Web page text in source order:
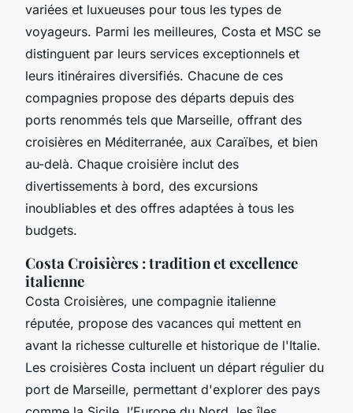
variées et luxueuses pour tous les types de
voyageurs. Parmi les meilleures, Costa et MSC se
distinguent par leurs services exceptionnels et
leurs itinéraires diversifiés. Chacune de ces
compagnies propose des départs depuis des
ports renommés tels que Marseille, offrant des
croisières en Méditerranée, aux Caraïbes, et bien
au-delà. Chaque croisière inclut des
divertissements à bord, des excursions
inoubliables et des offres adaptées à tous les
budgets.
Costa Croisières : tradition et excellence
italienne
Costa Croisières, une compagnie italienne
réputée, propose des vacances qui mettent en
avant la richesse culturelle et historique de l'Italie.
Les croisières Costa incluent un départ régulier du
port de Marseille, permettant d'explorer des pays